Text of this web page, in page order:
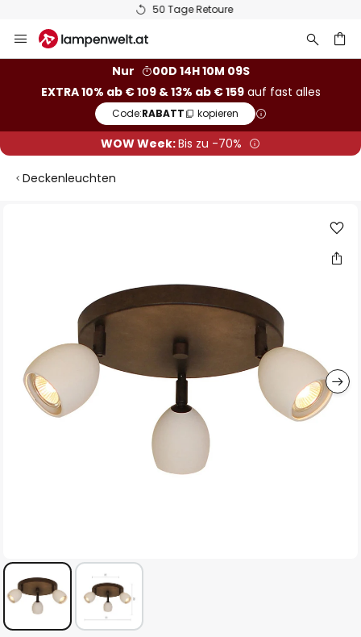
50 Tage Retoure
Inhalt
Nur
00D 14H 10M 09S
EXTRA 10% ab € 109 & 13% ab € 159auf fast alles
Code:RABATT kopieren
WOW Week:Bis zu -70%
Deckenleuchten